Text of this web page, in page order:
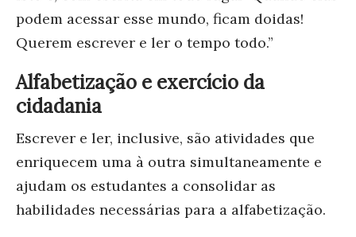
podem acessar esse mundo, ficam doidas!
Querem escrever e ler o tempo todo.”
Alfabetização e exercício da
cidadania
Escrever e ler, inclusive, são atividades que
enriquecem uma à outra simultaneamente e
ajudam os estudantes a consolidar as
habilidades necessárias para a alfabetização.